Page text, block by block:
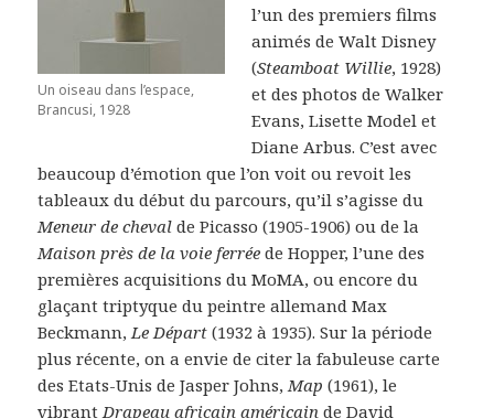
Un oiseau dans l’espace,
Brancusi, 1928
l’un des premiers films
animés de Walt Disney
(Steamboat Willie, 1928)
et des photos de Walker
Evans, Lisette Model et
Diane Arbus. C’est avec
beaucoup d’émotion que l’on voit ou revoit les
tableaux du début du parcours, qu’il s’agisse du
Meneur de cheval de Picasso (1905-1906) ou de la
Maison près de la voie ferrée de Hopper, l’une des
premières acquisitions du MoMA, ou encore du
glaçant triptyque du peintre allemand Max
Beckmann, Le Départ (1932 à 1935). Sur la période
plus récente, on a envie de citer la fabuleuse carte
des Etats-Unis de Jasper Johns, Map (1961), le
vibrant Drapeau africain américain de David